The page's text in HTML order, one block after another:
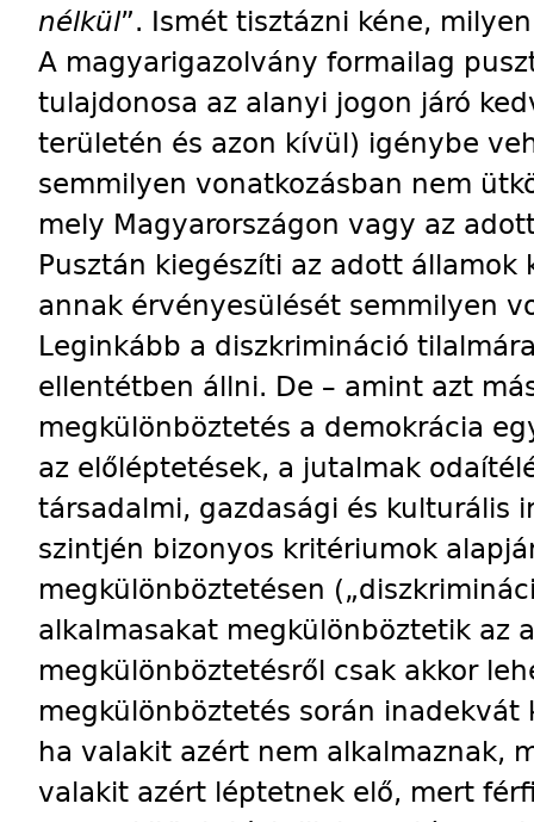
nélkül”. Ismét tisztázni kéne,
A magyarigazolvány formailag
tulajdonosa az alanyi jogon járó
területén és azon kívül) igénybe
semmilyen vonatkozásban nem
mely Magyarországon vagy az
Pusztán kiegészíti az adott államok
annak érvényesülését semmilyen
Leginkább a diszkrimináció
ellentétben állni. De – amint azt
megkülönböztetés a demokrácia
az előléptetések, a jutalmak
társadalmi, gazdasági és kulturális
szintjén bizonyos kritériumok
megkülönböztetésen
alkalmasakat megkülönböztetik az
megkülönböztetésről csak akkor
megkülönböztetés során
ha valakit azért nem alkalmaznak,
valakit azért léptetnek elő, mert